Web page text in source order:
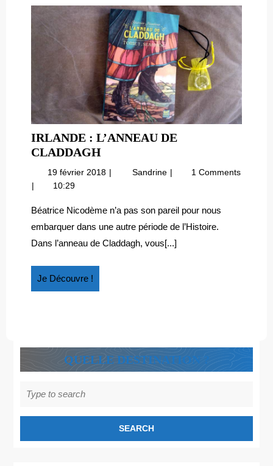
IRLANDE : L’ANNEAU DE
CLADDAGHIRLANDE
:
L’ANNEAU
CLADDAGH
19 février 2018 19
Sandrine Irlande
de
Claddagh
1 Comments
10:29
Béatrice Nicodème n’a pas son pareil pour nous
embarquer dans une autre période de l’Histoire.
Dans l’anneau de Claddagh, vous[...]
Je Découvre !
Découvre
QUELLE DESTINATION ?
for: